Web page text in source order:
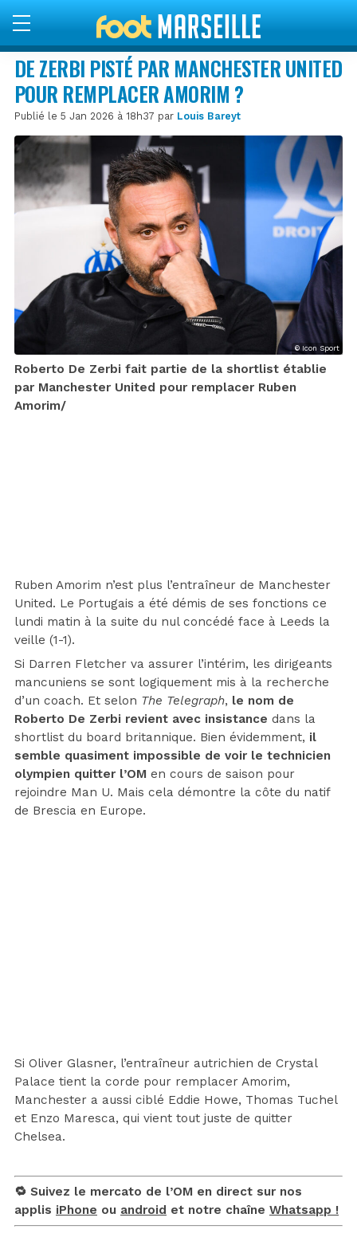
DE ZERBI PISTÉ PAR MANCHESTER UNITED
POUR REMPLACER AMORIM ?
Publié le 5 Jan 2026 à 18h37 par Louis Bareyt
© Icon Sport
Roberto De Zerbi fait partie de la shortlist établie
par Manchester United pour remplacer Ruben
Amorim/
Ruben Amorim n’est plus l’entraîneur de Manchester
United. Le Portugais a été démis de ses fonctions ce
lundi matin à la suite du nul concédé face à Leeds la
veille (1-1).
Si Darren Fletcher va assurer l’intérim, les dirigeants
mancuniens se sont logiquement mis à la recherche
d’un coach. Et selon The Telegraph, le nom de
Roberto De Zerbi revient avec insistance dans la
shortlist du board britannique. Bien évidemment, il
semble quasiment impossible de voir le technicien
olympien quitter l’OM en cours de saison pour
rejoindre Man U. Mais cela démontre la côte du natif
de Brescia en Europe.
Si Oliver Glasner, l’entraîneur autrichien de Crystal
Palace tient la corde pour remplacer Amorim,
Manchester a aussi ciblé Eddie Howe, Thomas Tuchel
et Enzo Maresca, qui vient tout juste de quitter
Chelsea.
🔁 Suivez le mercato de l’OM en direct sur nos
applis iPhone ou android et notre chaîne Whatsapp !